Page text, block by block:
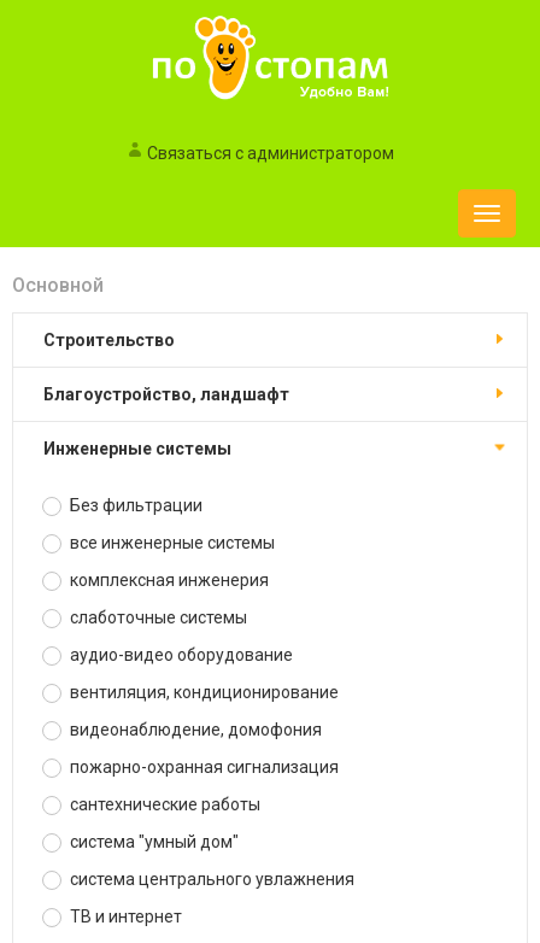
Связаться с администратором
Toggle
Основной
строительство
благоустройство, ландшафт
инженерные системы
Без фильтрации
все инженерные системы
комплексная инженерия
слаботочные системы
аудио-видео оборудование
вентиляция, кондиционирование
видеонаблюдение, домофония
пожарно-охранная сигнализация
сантехнические работы
система "умный дом"
система центрального увлажнения
ТВ и интернет